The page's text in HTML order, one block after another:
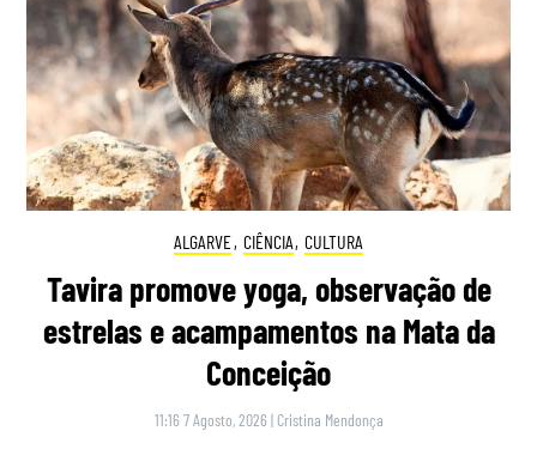
ALGARVE, CIÊNCIA, CULTURA
Tavira promove yoga, observação de
estrelas e acampamentos na Mata da
Conceição
11:16 7 Agosto, 2026 | Cristina Mendonça